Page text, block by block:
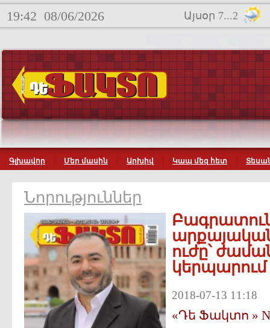
19:42 08/06/2026 Այսօր 7...2
Գլխավոր Մեր մասին Արխիվ Կապ մեզ հետ
Նորություններ
ուժը՝
կերպարում
2018-07-13 11:18
«Դե Ֆակտո » N